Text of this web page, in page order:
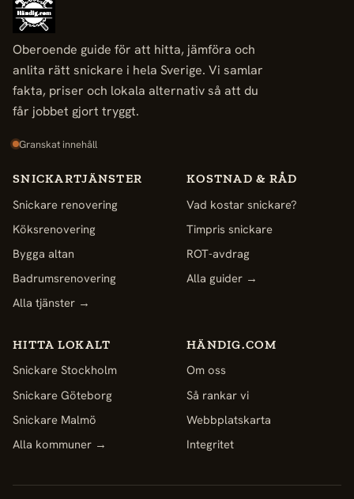
Oberoende guide för att hitta, jämföra och
anlita rätt snickare i hela Sverige. Vi samlar
fakta, priser och lokala alternativ så att du
får jobbet gjort tryggt.
Granskat innehåll
SNICKARTJÄNSTER
Snickare renovering
Köksrenovering
Bygga altan
Badrumsrenovering
Alla tjänster →
KOSTNAD & RÅD
Vad kostar snickare?
Timpris snickare
ROT-avdrag
Alla guider →
HITTA LOKALT
Snickare Stockholm
Snickare Göteborg
Snickare Malmö
Alla kommuner →
HÄNDIG.COM
Om oss
Så rankar vi
Webbplatskarta
Integritet